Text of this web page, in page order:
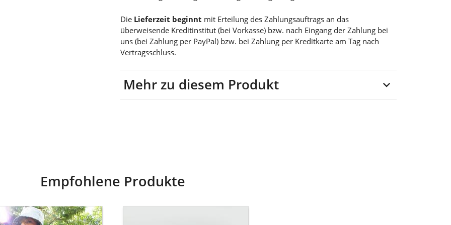
Die Lieferzeit beginnt mit Erteilung des Zahlungsauftrags an das
überweisende Kreditinstitut (bei Vorkasse) bzw. nach Eingang der Zahlung bei
uns (bei Zahlung per PayPal) bzw. bei Zahlung per Kreditkarte am Tag nach
Vertragsschluss.
Mehr zu diesem Produkt
Empfohlene Produkte